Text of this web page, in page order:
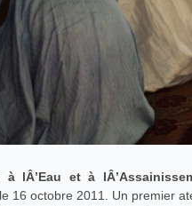
à lÂ’Eau et à
16 octobre 2011. Un premier